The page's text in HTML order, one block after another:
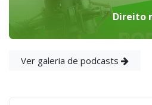
Direito
Ver galeria de podcasts